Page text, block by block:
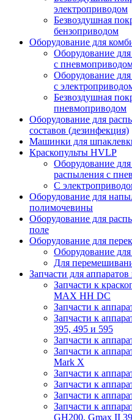
электроприводом
Безвоздушная
бензоприводом
Оборудование для
Оборудование
с
Оборудование
с
Безвоздушная
пневмоприводом
Оборудование для
составов (дезинфекция)
Машинки для
Краскопульты HVLP
Оборудование
распыления с
C
Оборудование для
полимочевины
Оборудование для
поле
Оборудование для
Оборудование
Для
Запчасти для аппаратов
Запчасти к
MAX HH DC
Запчасти к
Запчасти к
395, 495 и 595
Запчасти к
Запчасти к
Mark X
Запчасти к
Запчасти к
Запчасти к
Запчасти к
GH200, Gmax II